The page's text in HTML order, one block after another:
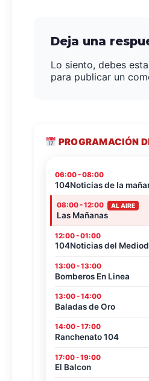
Deja una
Lo siento, debes
para publicar un
PROGRAMACIÓN
06:00 - 08:00
104Noticias de la
08:00 - 12:00 AL AIRE
Las Mañanas
12:00 - 01:00
104Noticias del
13:00 - 13:00
Bomberos En Linea
13:00 - 14:00
Baladas de Oro
14:00 - 17:00
Ranchenato 104
17:00 - 19:00
El Balcon